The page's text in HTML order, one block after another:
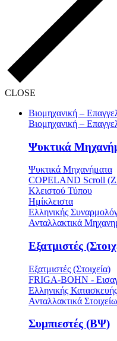
CLOSE
Βιομηχανική –
Βιομηχανική –
Ψυκτικά
Ψυκτικά Μηχανήματα
COPELAND Scroll
Κλειστού Τύπου
Ημίκλειστα
Ελληνικής
Ανταλλακτικά
Εξατμιστές
Εξατμιστές (Στοιχεία)
FRIGA-BOHN -
Ελληνικής Κατασκευής
Ανταλλακτικά
Συμπιεστές (ΒΨ)